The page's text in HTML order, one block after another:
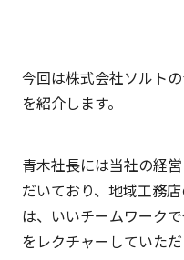
今回は株式会社ソルト
を紹介します。
青木社長には当社の経
だいており、地域工務
は、いいチームワーク
をレクチャーしていた